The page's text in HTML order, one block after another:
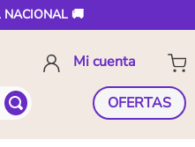
NACIONAL 🚚
OFERTAS